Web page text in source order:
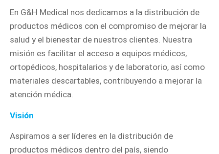
En G&H Medical nos dedicamos a la distribución de
productos médicos con el compromiso de mejorar la
salud y el bienestar de nuestros clientes. Nuestra
misión es facilitar el acceso a equipos médicos,
ortopédicos, hospitalarios y de laboratorio, así como
materiales descartables, contribuyendo a mejorar la
atención médica.
Visión
Aspiramos a ser líderes en la distribución de
productos médicos dentro del país, siendo